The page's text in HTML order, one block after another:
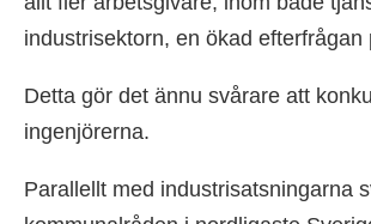
industrisektorn, en ökad efterfrågan
Detta gör det ännu svårare att
ingenjörerna.
Parallellt med industrisatsningarna